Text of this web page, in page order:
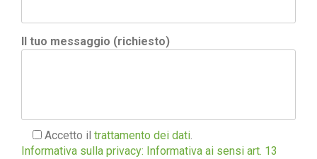
Il tuo messaggio (richiesto)
Accetto il trattamento dei dati.
Informativa sulla privacy: Informativa ai sensi art. 13